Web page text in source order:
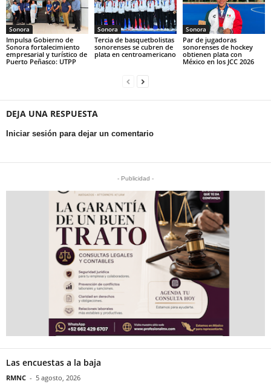
Sonora
Impulsa Gobierno de
Sonora fortalecimiento
empresarial y turístico de
Puerto Peñasco: UTPP
Sonora
Tercia de basquetbolistas
sonorenses se cubren de
plata en centroamericano
Sonora
Par de jugadoras
sonorenses de hockey
obtienen plata con
México en los JCC 2026
DEJA UNA RESPUESTA
Iniciar sesión para dejar un comentario
- Publicidad -
Las encuestas a la baja
RMNC - 5 agosto, 2026